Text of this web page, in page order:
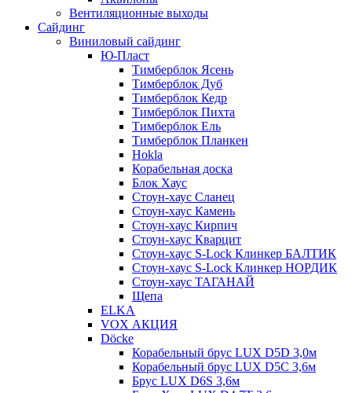
Вентиляционные выходы
Сайдинг
Виниловый сайдинг
Ю-Пласт
Тимберблок Ясень
Тимберблок Дуб
Тимберблок Кедр
Тимберблок Пихта
Тимберблок Ель
Тимберблок Планкен
Hokla
Корабельная доска
Блок Хаус
Стоун-хаус Сланец
Стоун-хаус Камень
Стоун-хаус Кирпич
Стоун-хаус Кварцит
Стоун-хаус S-Lock Клинкер БАЛТИК
Стоун-хаус S-Lock Клинкер НОРДИК
Стоун-хаус ТАГАНАЙ
Щепа
ELKA
VOX АКЦИЯ
Döcke
Корабельный брус LUX D5D 3,0м
Корабельный брус LUX D5C 3,6м
Брус LUX D6S 3,6м